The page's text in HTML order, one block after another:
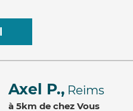
Axel P., Reims
à 5km de chez Vous